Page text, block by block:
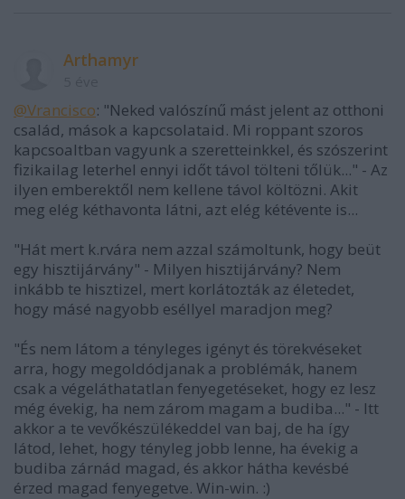
Arthamyr
@Vrancisco: "Neked valószínű mást jelent az otthoni
család, mások a kapcsolataid. Mi roppant szoros
kapcsoaltban vagyunk a szeretteinkkel, és szószerint
fizikailag leterhel ennyi időt távol tölteni tőlük..." - Az
ilyen emberektől nem kellene távol költözni. Akit
meg elég kéthavonta látni, azt elég kétévente is...
"Hát mert k.rvára nem azzal számoltunk, hogy beüt
egy hisztijárvány" - Milyen hisztijárvány? Nem
inkább te hisztizel, mert korlátozták az életedet,
hogy másé nagyobb eséllyel maradjon meg?
"És nem látom a tényleges igényt és törekvéseket
arra, hogy megoldódjanak a problémák, hanem
csak a végeláthatatlan fenyegetéseket, hogy ez lesz
még évekig, ha nem zárom magam a budiba..." - Itt
akkor a te vevőkészülékeddel van baj, de ha így
látod, lehet, hogy tényleg jobb lenne, ha évekig a
budiba zárnád magad, és akkor hátha kevésbé
érzed magad fenyegetve. Win-win. :)